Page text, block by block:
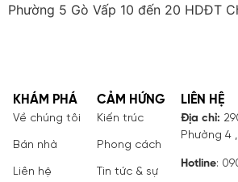
Phường 5 Gò Vấp 10 đến 20 HDĐT
KHÁM PHÁ
Về chúng tôi
Bán nhà
Liên hệ
CẢM HỨNG
Kiến trúc
Phong cách
Tin tức & sự
LIÊN HỆ
Địa chỉ:
Phường 4
Hotline: